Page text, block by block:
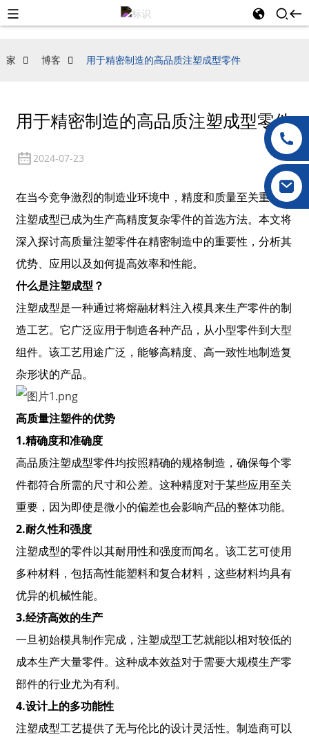
家 博客 用于精密制造的高品质注塑成型零件
用于精密制造的高品质注塑成型零件
2024-07-23
在当今竞争激烈的制造业环境中，精度和质量至关重要。
注塑成型已成为生产高精度复杂零件的首选方法。本文将
深入探讨高质量注塑零件在精密制造中的重要性，分析其
优势、应用以及如何提高效率和性能。
什么是注塑成型？
注塑成型是一种通过将熔融材料注入模具来生产零件的制
造工艺。它广泛应用于制造各种产品，从小型零件到大型
组件。该工艺用途广泛，能够高精度、高一致性地制造复
杂形状的产品。
高质量注塑件的优势
1.精确度和准确度
高品质注塑成型零件均按照精确的规格制造，确保每个零
件都符合所需的尺寸和公差。这种精度对于某些应用至关
重要，因为即使是微小的偏差也会影响产品的整体功能。
2.耐久性和强度
注塑成型的零件以其耐用性和强度而闻名。该工艺可使用
多种材料，包括高性能塑料和复合材料，这些材料均具有
优异的机械性能。
3.经济高效的生产
一旦初始模具制作完成，注塑成型工艺就能以相对较低的
成本生产大量零件。这种成本效益对于需要大规模生产零
部件的行业尤为有利。
4.设计上的多功能性
注塑成型工艺提供了无与伦比的设计灵活性。制造商可以